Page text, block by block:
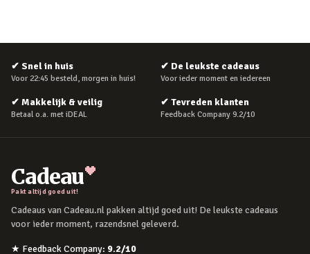
✔ Snel in huis
Voor 22:45 besteld, morgen in huis!
✔ De leukste cadeaus
Voor ieder moment en iedereen
✔ Makkelijk & veilig
Betaal o.a. met iDEAL
✔ Tevreden klanten
Feedback Company 9.2/10
Cadeau
Pakt altijd goed uit!
Cadeaus van Cadeau.nl pakken altijd goed uit! De leukste cadeaus
voor ieder moment, razendsnel geleverd.
★ Feedback Company: 9.2/10